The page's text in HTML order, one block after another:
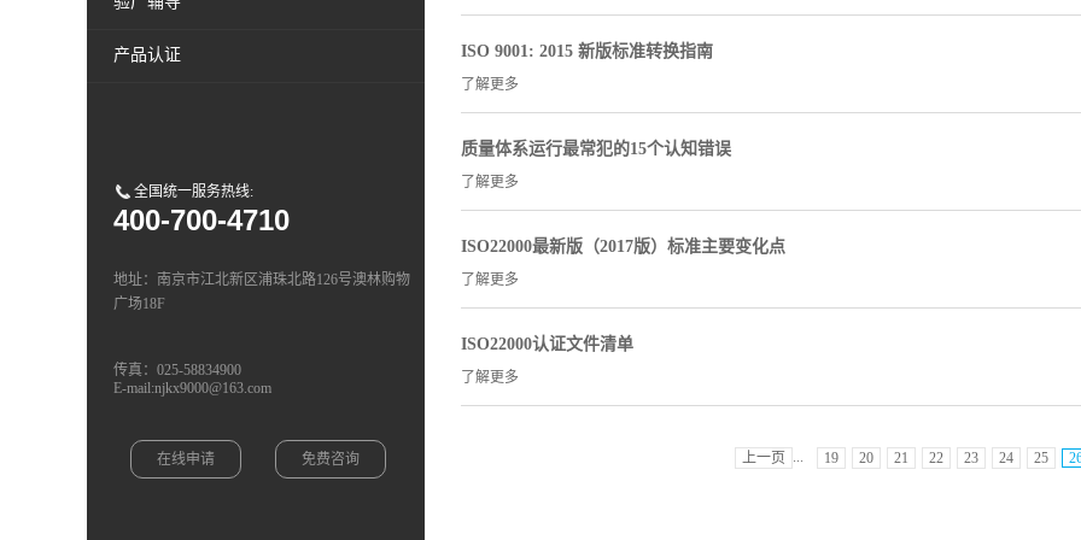
产品认证
全国统一服务热线:
400-700-4710
地址：南京市江北新区浦珠北路126号澳林购物
广场18F
传真：025-58834900
E-mail:njkx9000@163.com
在线申请 免费咨询
ISO 9001: 2015 新版标准转换指南
了解更多
质量体系运行最常犯的15个认知错误
了解更多
ISO22000最新版（2017版）标准主要变化点
了解更多
ISO22000认证文件清单
了解更多
上一页 ... 19 20 21 22 23 24 25